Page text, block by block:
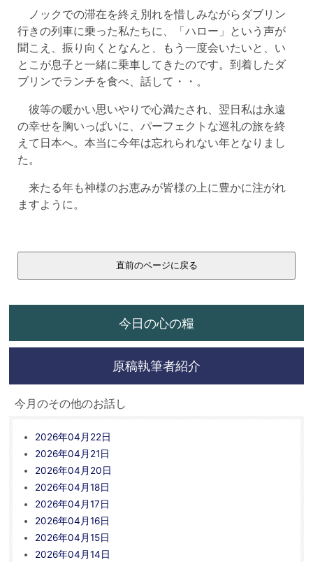
ノックでの滞在を終え別れを惜しみながらダブリン
行きの列車に乗った私たちに、「ハロー」という声が
聞こえ、振り向くとなんと、もう一度会いたいと、い
とこが息子と一緒に乗車してきたのです。到着したダ
ブリンでランチを食べ、話して・・。
彼等の暖かい思いやりで心満たされ、翌日私は永遠
の幸せを胸いっぱいに、パーフェクトな巡礼の旅を終
えて日本へ。本当に今年は忘れられない年となりまし
た。
来たる年も神様のお恵みが皆様の上に豊かに注がれ
ますように。
今日の心の糧
原稿執筆者紹介
今月のその他のお話し
2026年04月22日
2026年04月21日
2026年04月20日
2026年04月18日
2026年04月17日
2026年04月16日
2026年04月15日
2026年04月14日